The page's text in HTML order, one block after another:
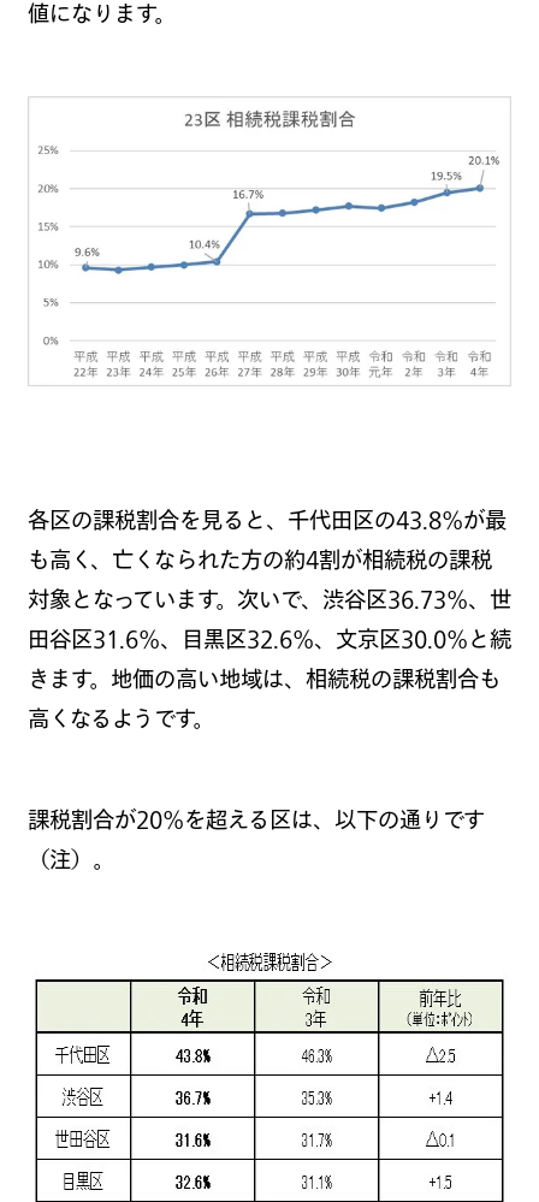
値になります。
各区の課税割合を見ると、千代田区の43.8％が最
も高く、亡くなられた方の約4割が相続税の課税
対象となっています。次いで、渋谷区36.73％、世
田谷区31.6％、目黒区32.6％、文京区30.0％と続
きます。地価の高い地域は、相続税の課税割合も
高くなるようです。
課税割合が20％を超える区は、以下の通りです
（注）。